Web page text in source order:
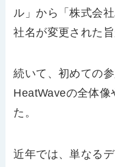
ル」から「株式会
社名が変更された
続いて、初めての参
HeatWaveの全体像
た。
近年では、単なる